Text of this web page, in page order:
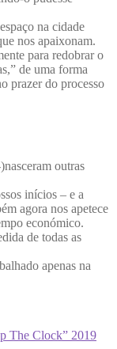
na cidade
nos apaixonam.
para redobrar o
de uma forma
prazer do processo
outras
inícios – e a
agora nos apetece
económico.
de todas as
apenas na
The Clock” 2019